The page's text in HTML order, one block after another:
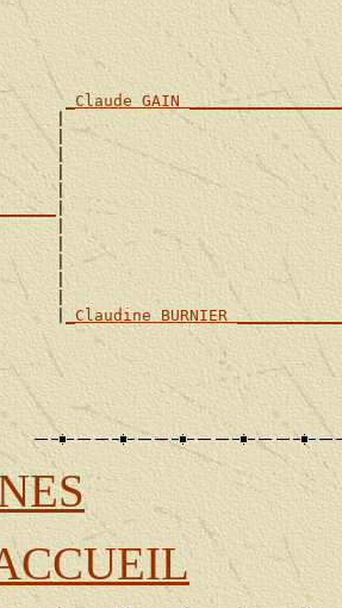
|
|
_Claude GAIN
|
|
|
|
|
|
|
|
|
|
|
|
_Claudine BURNIER